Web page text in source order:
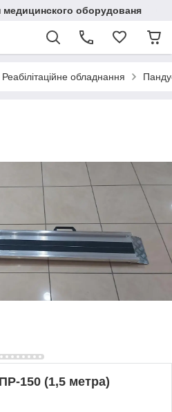
медицинского оборудованя
Реабілітаційне обладнання
150 (1,5 метра)